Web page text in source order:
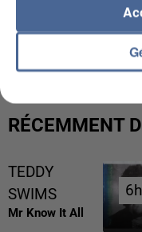
UNE TOURISTE DE
COULÉE DE
RÉCEMMENT
TEDDY
SWIMS
Mr Know It All